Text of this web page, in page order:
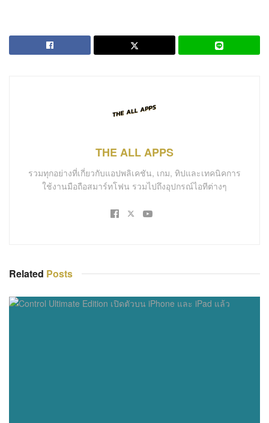
THE ALL APPS
รวมทุกอย่างที่เกี่ยวกับแอปพลิเคชัน, เกม, ทิปและเทคนิคการ
ใช้งานมือถือสมาร์ทโฟน รวมไปถึงอุปกรณ์ไอทีต่างๆ
Related Posts